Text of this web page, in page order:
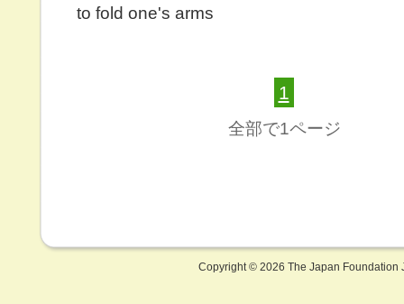
to fold one's arms
1
全部で1ページ
Copyright © 2026 The Japan Foundation